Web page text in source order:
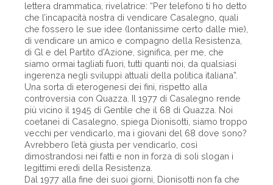
lettera drammatica, rivelatrice: “Per telefono ti ho detto
che l’incapacità nostra di vendicare Casalegno, quali
che fossero le sue idee (lontanissime certo dalle mie),
di vendicare un amico e compagno della Resistenza,
di Gl e del Partito d’Azione, significa, per me, che
siamo ormai tagliati fuori, tutti quanti noi, da qualsiasi
ingerenza negli sviluppi attuali della politica italiana”.
Una sorta di eterogenesi dei fini, rispetto alla
controversia con Quazza. Il 1977 di Casalegno rende
più vicino il 1945 di Gentile che il 68 di Quazza. Noi
coetanei di Casalegno, spiega Dionisotti, siamo troppo
vecchi per vendicarlo, ma i giovani del 68 dove sono?
Avrebbero l’età giusta per vendicarlo, così
dimostrandosi nei fatti e non in forza di soli slogan i
legittimi eredi della Resistenza.
Dal 1977 alla fine dei suoi giorni, Dionisotti non fa che